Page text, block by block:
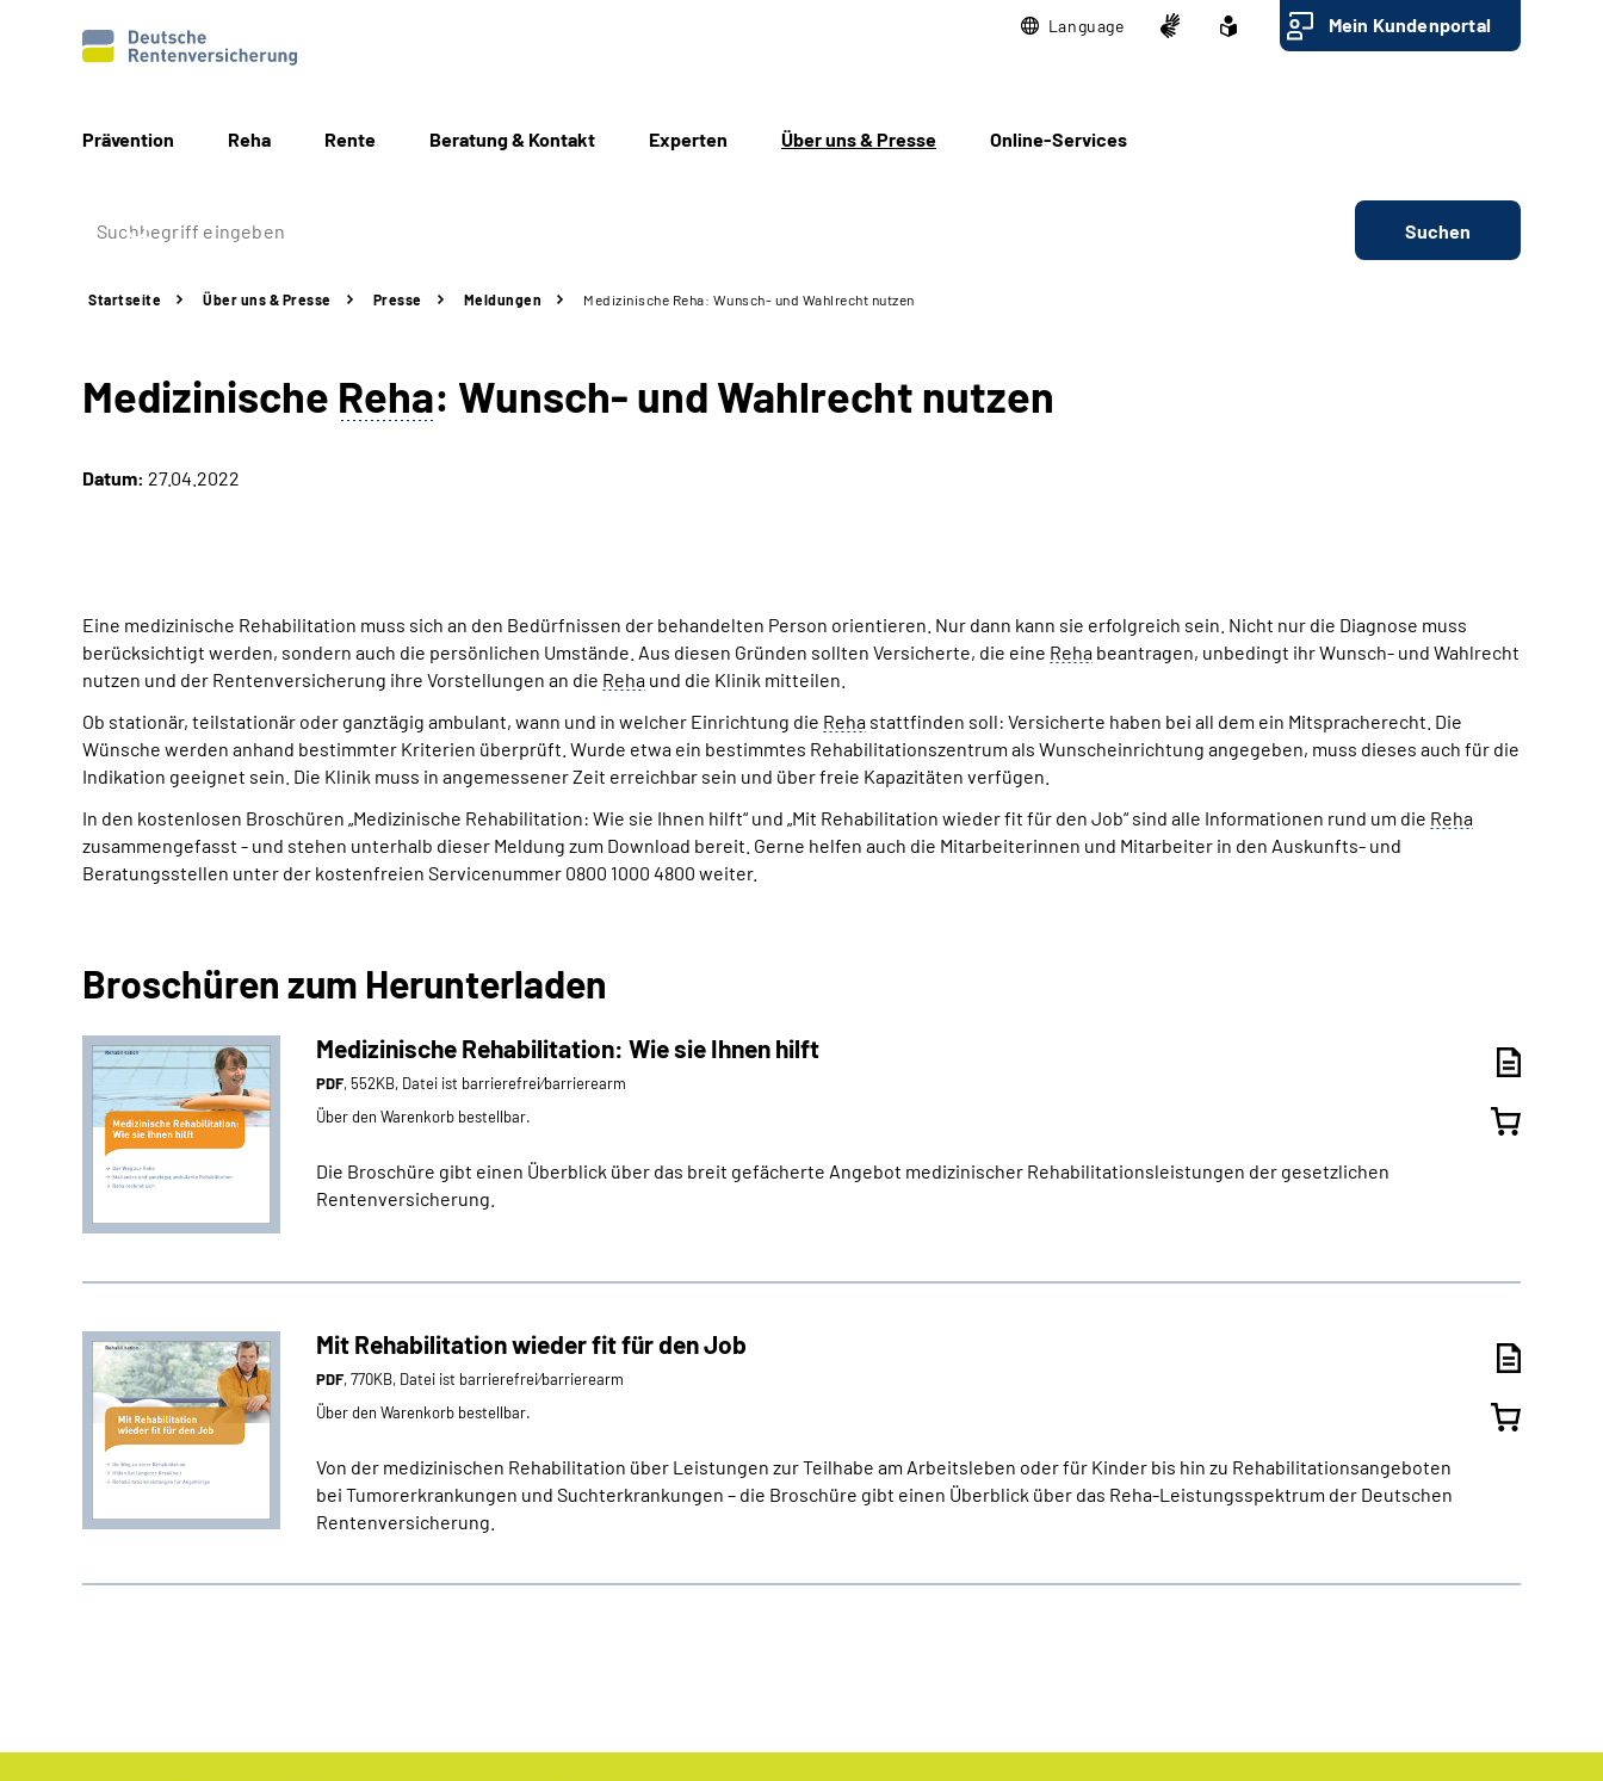
Language Mein Kundenportal
Prävention Reha Rente Beratung & Kontakt Experten Über uns & Presse Online-Services
Suchen
Startseite Über uns & Presse Presse Meldungen Medizinische Reha: Wunsch- und Wahlrecht nutzen
Medizinische Reha: Wunsch- und Wahlrecht nutzen
Datum: 27.04.2022
Eine medizinische Rehabilitation muss sich an den Bedürfnissen der behandelten Person orientieren. Nur dann kann sie erfolgreich sein. Nicht nur die Diagnose muss
berücksichtigt werden, sondern auch die persönlichen Umstände. Aus diesen Gründen sollten Versicherte, die eine Reha beantragen, unbedingt ihr Wunsch- und Wahlrecht
nutzen und der Rentenversicherung ihre Vorstellungen an die Reha und die Klinik mitteilen.
Ob stationär, teilstationär oder ganztägig ambulant, wann und in welcher Einrichtung die Reha stattfinden soll: Versicherte haben bei all dem ein Mitspracherecht. Die
Wünsche werden anhand bestimmter Kriterien überprüft. Wurde etwa ein bestimmtes Rehabilitationszentrum als Wunscheinrichtung angegeben, muss dieses auch für die
Indikation geeignet sein. Die Klinik muss in angemessener Zeit erreichbar sein und über freie Kapazitäten verfügen.
In den kostenlosen Broschüren „Medizinische Rehabilitation: Wie sie Ihnen hilft“ und „Mit Rehabilitation wieder fit für den Job“ sind alle Informationen rund um die Reha
zusammengefasst - und stehen unterhalb dieser Meldung zum Download bereit. Gerne helfen auch die Mitarbeiterinnen und Mitarbeiter in den Auskunfts- und
Beratungsstellen unter der kostenfreien Servicenummer 0800 1000 4800 weiter.
Broschüren zum Herunterladen
Medizinische Rehabilitation: Wie sie Ihnen hilft
PDF, 552KB, Datei ist barrierefrei⁄barrierearm
Über den Warenkorb bestellbar.
Die Broschüre gibt einen Überblick über das breit gefächerte Angebot medizinischer Rehabilitationsleistungen der gesetzlichen
Rentenversicherung.
Mit Rehabilitation wieder fit für den Job
PDF, 770KB, Datei ist barrierefrei⁄barrierearm
Über den Warenkorb bestellbar.
Von der medizinischen Rehabilitation über Leistungen zur Teilhabe am Arbeitsleben oder für Kinder bis hin zu Rehabilitationsangeboten
bei Tumorerkrankungen und Suchterkrankungen – die Broschüre gibt einen Überblick über das Reha-Leistungsspektrum der Deutschen
Rentenversicherung.